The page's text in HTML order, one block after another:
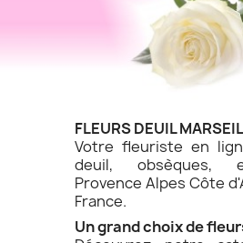
FLEURS DEUIL
Votre fleuriste en
deuil, obsèques,
Provence Alpes Côte
France.
Un grand choix de